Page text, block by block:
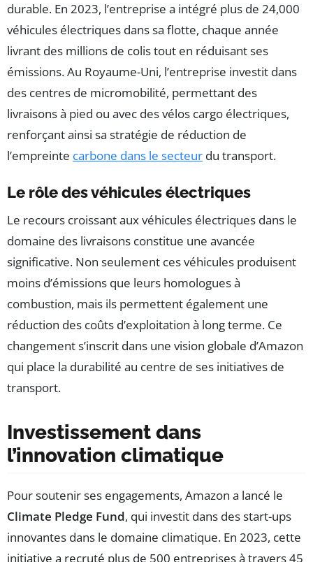
durable. En 2023, l’entreprise a intégré plus de 24,000
véhicules électriques dans sa flotte, chaque année
livrant des millions de colis tout en réduisant ses
émissions. Au Royaume-Uni, l’entreprise investit dans
des centres de micromobilité, permettant des
livraisons à pied ou avec des vélos cargo électriques,
renforçant ainsi sa stratégie de réduction de
l’empreinte carbone dans le secteur du transport.
Le rôle des véhicules électriques
Le recours croissant aux véhicules électriques dans le
domaine des livraisons constitue une avancée
significative. Non seulement ces véhicules produisent
moins d’émissions que leurs homologues à
combustion, mais ils permettent également une
réduction des coûts d’exploitation à long terme. Ce
changement s’inscrit dans une vision globale d’Amazon
qui place la durabilité au centre de ses initiatives de
transport.
Investissement dans
l’innovation climatique
Pour soutenir ses engagements, Amazon a lancé le
Climate Pledge Fund, qui investit dans des start-ups
innovantes dans le domaine climatique. En 2023, cette
initiative a recruté plus de 500 entreprises à travers 45